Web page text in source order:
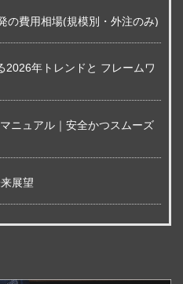
の費用相場(規模別・外注のみ)
2026年トレンドと フレームワ
ニュアル｜安全かつスムーズ
展望